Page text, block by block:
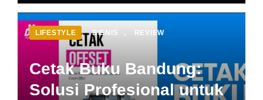
LIFESTYLE , BISNIS , REVIEW
Cetak Buku Bandung:
Solusi Profesional untuk